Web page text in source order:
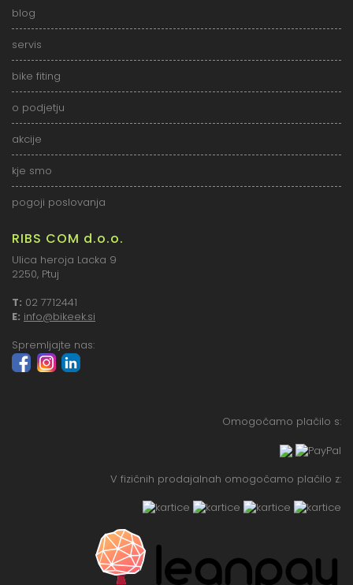
blog
servis
bike fiting
o podjetju
akcije
kje smo
pogoji poslovanja
RIBS COM d.o.o.
Ulica heroja Lacka 9
2250, Ptuj
T: 02 7712441
E: info@bikeek.si
Spremljajte nas:
Omogočamo plačilo s:
V fizičnih prodajalnah omogočamo plačilo z: